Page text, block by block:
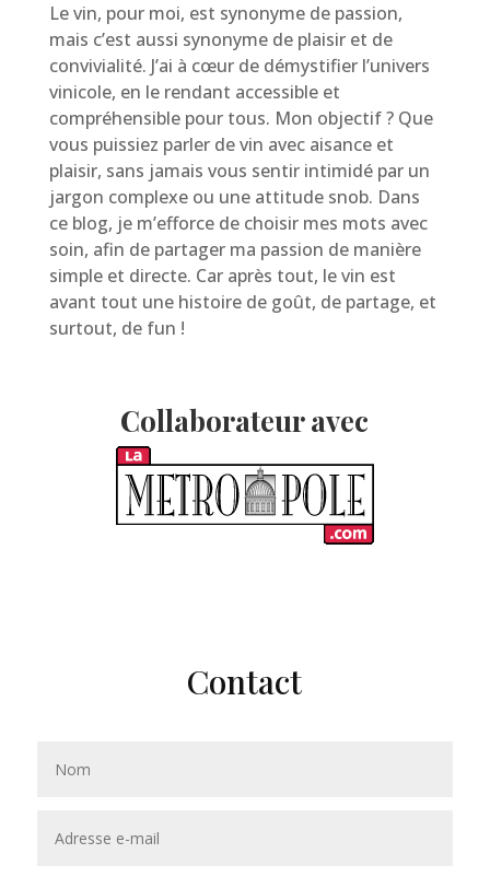
Le vin, pour moi, est synonyme de passion,
mais c’est aussi synonyme de plaisir et de
convivialité. J’ai à cœur de démystifier l’univers
vinicole, en le rendant accessible et
compréhensible pour tous. Mon objectif ? Que
vous puissiez parler de vin avec aisance et
plaisir, sans jamais vous sentir intimidé par un
jargon complexe ou une attitude snob. Dans
ce blog, je m’efforce de choisir mes mots avec
soin, afin de partager ma passion de manière
simple et directe. Car après tout, le vin est
avant tout une histoire de goût, de partage, et
surtout, de fun !
Collaborateur avec
Contact